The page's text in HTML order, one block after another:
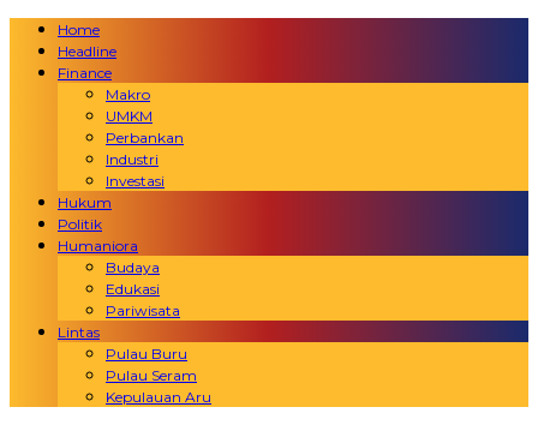
Home
Headline
Finance
Makro
UMKM
Perbankan
Industri
Investasi
Hukum
Politik
Humaniora
Budaya
Edukasi
Pariwisata
Lintas
Pulau Buru
Pulau Seram
Kepulauan Aru